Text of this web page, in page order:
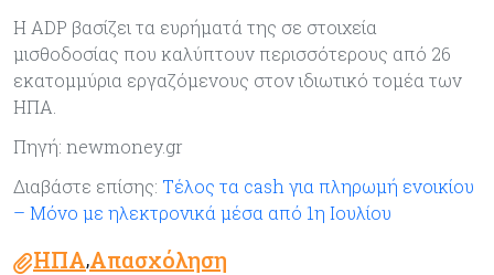
Η ADP βασίζει τα ευρήματά της σε στοιχεία
μισθοδοσίας που καλύπτουν περισσότερους από 26
εκατομμύρια εργαζόμενους στον ιδιωτικό τομέα των
ΗΠΑ.
Πηγή: newmoney.gr
Διαβάστε επίσης: Τέλος τα cash για πληρωμή ενοικίου
– Μόνο με ηλεκτρονικά μέσα από 1η Ιουλίου
ΗΠΑ,Απασχόληση